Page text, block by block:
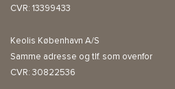
CVR: 13399433
Keolis København A/S
Samme adresse og tlf. som ovenfor
CVR: 30822536